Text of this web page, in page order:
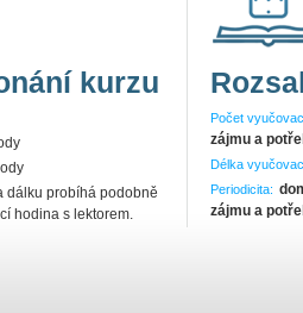
kurzu
dálku probíhá podobně
hodina s lektorem.
Počet
zájmu a
Délka
Periodicita:
zájmu a